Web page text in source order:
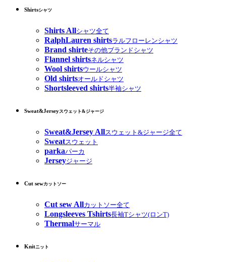
Shirtsシャツ
Shirts Allシャツ全て
RalphLauren shirtsラルフローレンシャツ
Brand shirteその他ブランドシャツ
Flannel shirtsネルシャツ
Wool shirtsウールシャツ
Old shirtsオールドシャツ
Shortsleeved shirts半袖シャツ
Sweat&Jerseyスウェット&ジャージ
Sweat&Jersey Allスウェット&ジャージ全て
Sweatスウェット
parkaパーカ
Jerseyジャージ
Cut sewカットソー
Cut sew Allカットソー全て
Longsleeves Tshirts長袖Tシャツ(ロンT)
Thermalサーマル
Knitニット